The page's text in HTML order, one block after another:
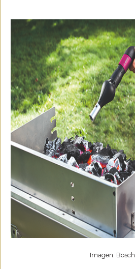
Imagen: Bosch